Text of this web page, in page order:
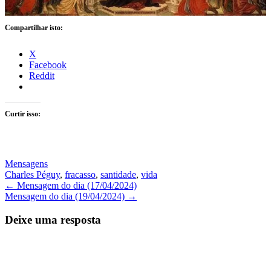
Compartilhar isto:
X
Facebook
Reddit
Curtir isso:
Mensagens
Charles Péguy, fracasso, santidade, vida
Navegação
de
Posts
← Mensagem do dia (17/04/2024)
Mensagem do dia (19/04/2024) →
Deixe uma resposta